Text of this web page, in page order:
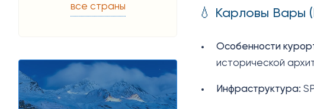
все страны
💧 Карловы Вары
Особенности
исторической
Инфраструктура: